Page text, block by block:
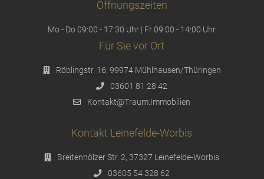
Öffnungszeiten
Mo - Do 09:00 - 17:30 Uhr | Fr 09:00 - 14:00 Uhr
Für Sie vor Ort
Röblingstr. 16, 99974 Mühlhausen/Thüringen
03601 81 28 42
Kontakt@Traum.Immobilien
Kontakt Leinefelde-Worbis
Breitenhölzer Str. 2, 37327 Leinefelde-Worbis
03605 54 328 62